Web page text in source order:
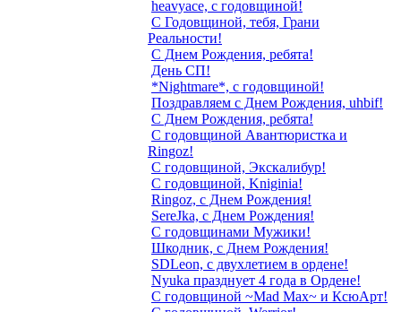
heavyace, с годовщиной!
С Годовщиной, тебя, Грани
Реальности!
С Днем Рождения, ребята!
День СП!
*Nightmare*, с годовщиной!
Поздравляем с Днем Рождения, uhbif!
С Днем Рождения, ребята!
С годовщиной Авантюристка и
Ringoz!
С годовщиной, Экскалибур!
С годовщиной, Kniginia!
Ringoz, с Днем Рождения!
SereJka, с Днем Рождения!
C годовщинами Мужики!
Шкодник, с Днем Рождения!
SDLeon, с двухлетием в ордене!
Nyuka празднует 4 года в Ордене!
С годовщиной ~Mad Max~ и КсюАрт!